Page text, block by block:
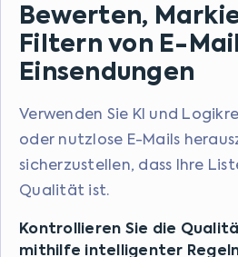
Bewerten,
Filtern von E-
Einsendungen
Verwenden Sie KI und
oder nutzlose E-Mails
sicherzustellen, dass Ihre
Qualität ist.
Kontrollieren Sie die
mithilfe intelligenter